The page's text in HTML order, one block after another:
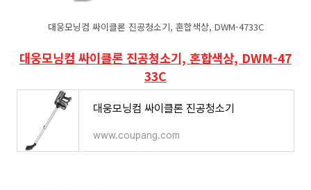
대웅모닝컴 싸이클론 진공청소기, 혼합색상, DWM-4733C
대웅모닝컴 싸이클론 진공청소기, 혼합색상, DWM-47
33C
대웅모닝컴 싸이클론 진공청소기
www.coupang.com